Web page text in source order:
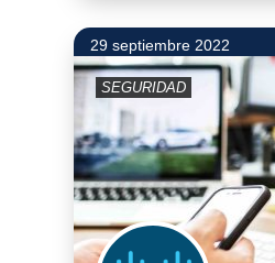
29 septiembre 2022
SEGURIDAD